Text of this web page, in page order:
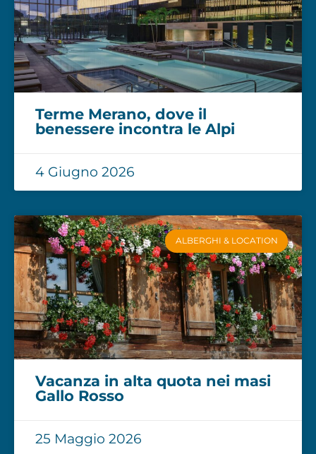
Terme Merano, dove il
benessere incontra le Alpi
4 Giugno 2026
ALBERGHI & LOCATION
Vacanza in alta quota nei masi
Gallo Rosso
25 Maggio 2026